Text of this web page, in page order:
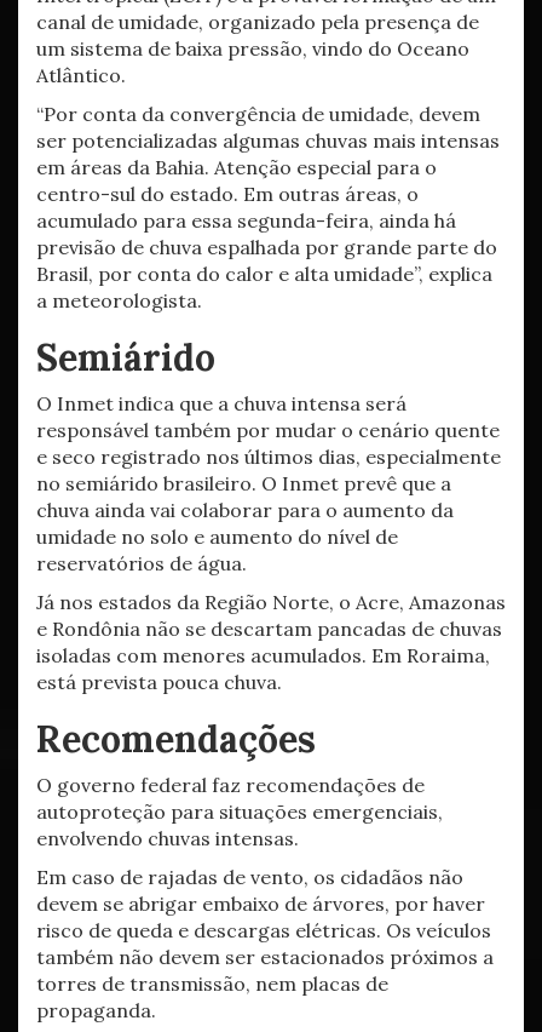
canal de umidade, organizado pela presença de
um sistema de baixa pressão, vindo do Oceano
Atlântico.
“Por conta da convergência de umidade, devem
ser potencializadas algumas chuvas mais intensas
em áreas da Bahia. Atenção especial para o
centro-sul do estado. Em outras áreas, o
acumulado para essa segunda-feira, ainda há
previsão de chuva espalhada por grande parte do
Brasil, por conta do calor e alta umidade”, explica
a meteorologista.
Semiárido
O Inmet indica que a chuva intensa será
responsável também por mudar o cenário quente
e seco registrado nos últimos dias, especialmente
no semiárido brasileiro. O Inmet prevê que a
chuva ainda vai colaborar para o aumento da
umidade no solo e aumento do nível de
reservatórios de água.
Já nos estados da Região Norte, o Acre, Amazonas
e Rondônia não se descartam pancadas de chuvas
isoladas com menores acumulados. Em Roraima,
está prevista pouca chuva.
Recomendações
O governo federal faz recomendações de
autoproteção para situações emergenciais,
envolvendo chuvas intensas.
Em caso de rajadas de vento, os cidadãos não
devem se abrigar embaixo de árvores, por haver
risco de queda e descargas elétricas. Os veículos
também não devem ser estacionados próximos a
torres de transmissão, nem placas de
propaganda.